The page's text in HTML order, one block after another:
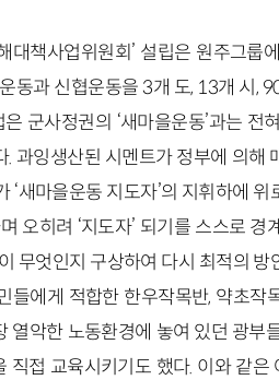
책사업위원회’ 설립은 원주그룹
동과 신협운동을 3개 도, 13개 시,
군사정권의 ‘새마을운동’과는 전
과잉생산된 시멘트가 정부에 의해
새마을운동 지도자’의 지휘하에 위
오히려 ‘지도자’ 되기를 스스로 경
무엇인지 구상하여 다시 최적의 방
에게 적합한 한우작목반, 약초작
열악한 노동환경에 놓여 있던 광부
접 교육시키기도 했다. 이와 같은